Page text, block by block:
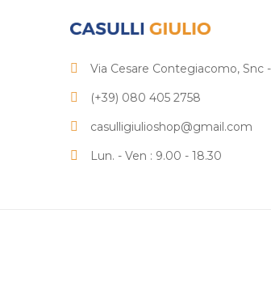
Via Cesare Contegiacomo, Snc
(+39) 080 405 2758
casulligiulioshop@gmail.com
Lun. - Ven : 9.00 - 18.30